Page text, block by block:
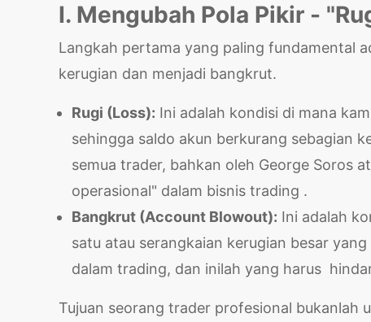
I. Mengubah Pola Pikir -
Langkah pertama yang paling fundamental
kerugian dan menjadi bangkrut.
Rugi (Loss): Ini adalah kondisi di mana
sehingga saldo akun berkurang sebagian
semua trader, bahkan oleh George Soros
operasional" dalam bisnis trading .
Bangkrut (Account Blowout): Ini adalah
satu atau serangkaian kerugian besar
dalam trading, dan inilah yang harus
Tujuan seorang trader profesional bukanlah